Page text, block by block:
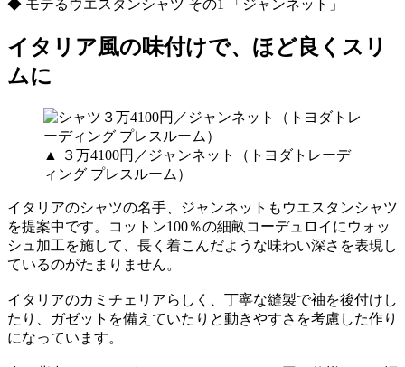
◆ モテるウエスタンシャツ その1 「ジャンネット」
イタリア風の味付けで、ほど良くスリ
ムに
▲ ３万4100円／ジャンネット（トヨダトレーデ
ィング プレスルーム）
イタリアのシャツの名手、ジャンネットもウエスタンシャツ
を提案中です。コットン100％の細畝コーデュロイにウォッ
シュ加工を施して、長く着こんだような味わい深さを表現し
ているのがたまりません。
イタリアのカミチェリアらしく、丁寧な縫製で袖を後付けし
たり、ガゼットを備えていたりと動きやすさを考慮した作り
になっています。